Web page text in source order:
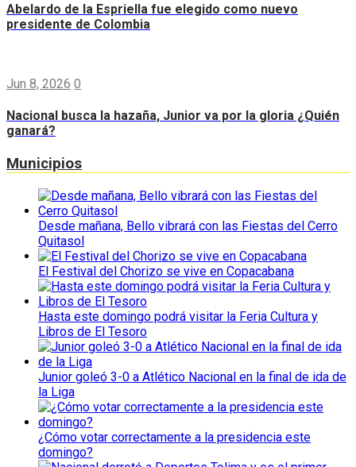
Abelardo de la Espriella fue elegido como nuevo
presidente de Colombia
Jun 8, 2026 0
Nacional busca la hazaña, Junior va por la gloria ¿Quién
ganará?
Municipios
Desde mañana, Bello vibrará con las Fiestas del Cerro
Quitasol
El Festival del Chorizo se vive en Copacabana
Hasta este domingo podrá visitar la Feria Cultura y
Libros de El Tesoro
Junior goleó 3-0 a Atlético Nacional en la final de ida de
la Liga
¿Cómo votar correctamente a la presidencia este
domingo?